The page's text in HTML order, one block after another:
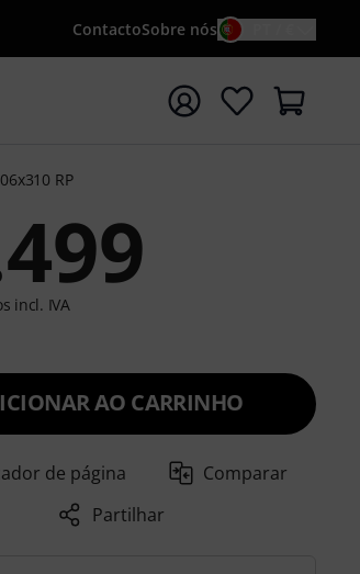
ContactoSobre nós
termo de pesquisa {searchTerm}
RP
incl. IVA
AO CARRINHO
de página
Comparar
Partilhar